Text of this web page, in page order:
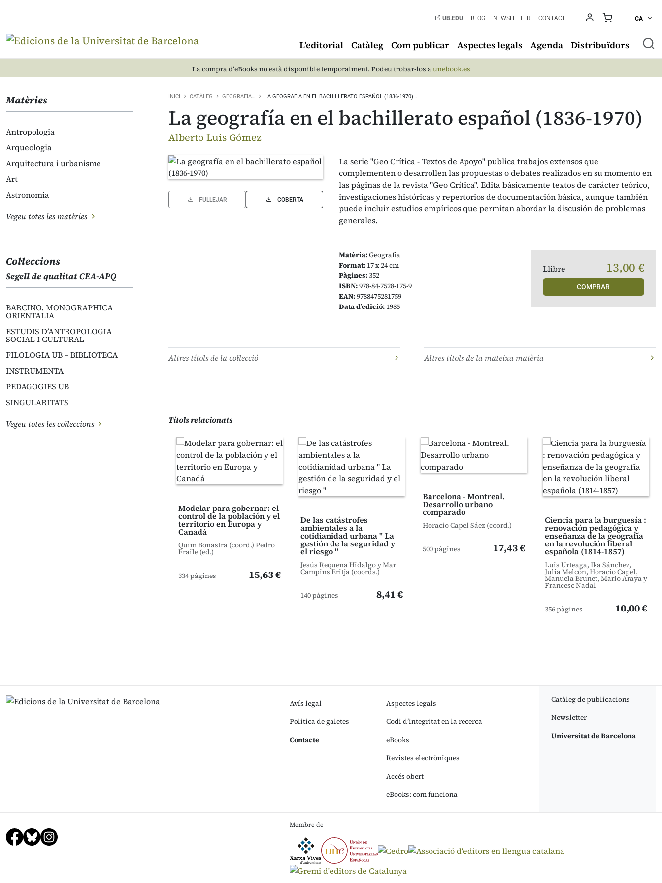
UB.EDU BLOG NEWSLETTER CONTACTE CA
L’editorial Catàleg Com publicar Aspectes legals Agenda Distribuïdors
La compra d'eBooks no està disponible temporalment. Podeu trobar-los aunebook.es
Matèries
Antropologia
Arqueologia
Arquitectura i urbanisme
Art
Astronomia
Vegeu totes les matèries
Col·leccions
Segell de qualitat CEA-APQ
BARCINO. MONOGRAPHICA
ORIENTALIA
ESTUDIS D’ANTROPOLOGIA
SOCIAL I CULTURAL
FILOLOGIA UB – BIBLIOTECA
INSTRUMENTA
PEDAGOGIES UB
SINGULARITATS
Vegeu totes les col·leccions
INICI CATÀLEG GEOGRAFIA… LA GEOGRAFÍA EN EL BACHILLERATO ESPAÑOL (1836-1970)…
La geografía en el bachillerato español (1836-1970)
Alberto Luis Gómez
FULLEJAR COBERTA
La serie "Geo Crítica - Textos de Apoyo" publica trabajos extensos que
complementen o desarrollen las propuestas o debates realizados en su momento en
las páginas de la revista "Geo Crítica". Edita básicamente textos de carácter teórico,
investigaciones históricas y repertorios de documentación básica, aunque también
puede incluir estudios empíricos que permitan abordar la discusión de problemas
generales.
Matèria:Geografia
Format: 17 x 24 cm
Pàgines:352
ISBN:978-84-7528-175-9
EAN:9788475281759
Data d’edició: 1985
Llibre 13,00 €
COMPRAR
Altres títols de la col·lecció Altres títols de la mateixa matèria
Títols relacionats
Modelar para gobernar: el
control de la población y el
territorio en Europa y
Canadá
Quim Bonastra (coord.) Pedro
Fraile (ed.)
334 pàgines 15,63 €
De las catástrofes
ambientales a la
cotidianidad urbana " La
gestión de la seguridad y
el riesgo "
Jesús Requena Hidalgo y Mar
Campins Eritja (coords.)
140 pàgines 8,41 €
Barcelona - Montreal.
Desarrollo urbano
comparado
Horacio Capel Sáez (coord.)
500 pàgines 17,43 €
Ciencia para la burguesía :
renovación pedagógica y
enseñanza de la geografía
en la revolución liberal
española (1814-1857)
Luis Urteaga, Ika Sánchez,
Julia Melcón, Horacio Capel,
Manuela Brunet, Mario Araya y
Francesc Nadal
356 pàgines 10,00 €
Avís legal
Política de galetes
Contacte
Aspectes legals
Codi d’integritat en la recerca
eBooks
Revistes electròniques
Accés obert
eBooks: com funciona
Catàleg de publicacions
Newsletter
Universitat de Barcelona
Membre de